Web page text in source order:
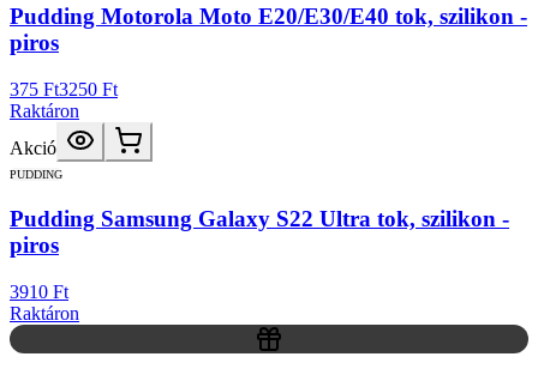
Pudding Motorola Moto E20/E30/E40 tok, szilikon -
piros
375 Ft3250 Ft
Raktáron
Akció
PUDDING
Pudding Samsung Galaxy S22 Ultra tok, szilikon -
piros
3910 Ft
Raktáron